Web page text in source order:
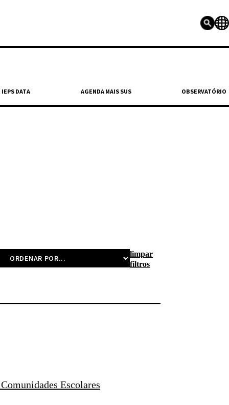
IEPS DATA AGENDA MAIS SUS OBSERVATÓRIO
limpar
filtros
Escolares